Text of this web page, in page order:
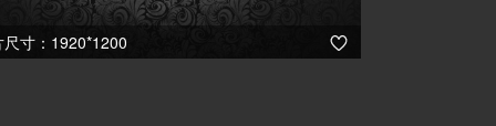
尺寸：1920*1200 